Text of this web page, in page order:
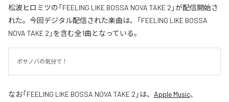
松波ヒロミツの「FEELING LIKE BOSSA NOVA TAKE 2」が配信開始さ
れた。今回デジタル配信された楽曲は、「FEELING LIKE BOSSA
NOVA TAKE 2」を含む全1曲となっている。
ボサノバの気分で！
なお「FEELING LIKE BOSSA NOVA TAKE 2 」は、 Apple Music、